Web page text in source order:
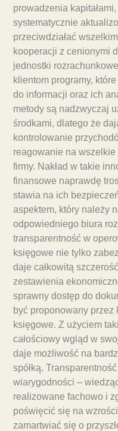
prowadzenia
systematycznie
przeciwdziałać
kooperacji z cenionymi
jednostki
klientom programy,
do informacji oraz ich
metody są nadzwyczaj
środkami, dlatego że
kontrolowanie
reagowanie na
firmy. Nakład w takie
finansowe naprawdę
stawia na ich
aspektem, który należy
odpowiedniego biura
transparentność w
księgowe nie tylko
daje całkowitą
zestawienia
sprawny dostęp do
być proponowany
księgowe. Z użyciem
całościowy wgląd w
daje możliwość na
spółką.
wiarygodności –
realizowane fachowo i
poświęcić się na
zamartwiać się o